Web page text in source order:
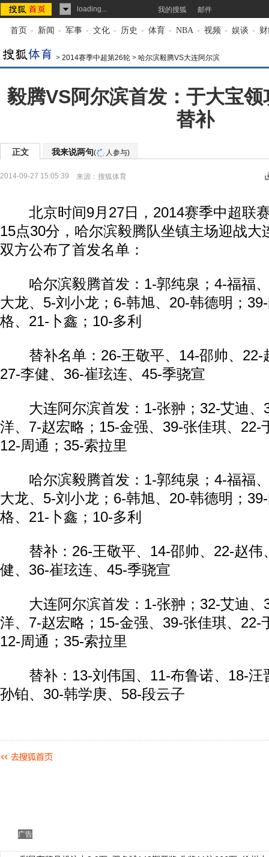
loading... 我的搜狐 邮件
首页 - 新闻 - 军事 - 文化 - 历史 - 体育 - NBA - 视频 - 娱谈 -
> 2014赛季中超第26轮 > 哈尔滨毅腾VS大连阿尔滨
毅腾VS阿尔滨首发：于大宝
替补
正文 我来说两句( 人参与)
2014-09-27 15:05:39 来源： 搜狐体育
北京时间9月27日，2014赛季中超联
15点30分，哈尔滨毅腾队坐镇主场迎战大
双方公布了首发名单：
哈尔滨毅腾首发：1-郭纯泉；4-福福、
大龙、5-刘小龙；6-韩旭、20-韩德明；
格、21-卜鑫；10-多利
替补名单：26-王敬平、14-邵帅、22-
27-李健、36-崔玹连、45-季骁宣
大连阿尔滨首发：1-张翀；32-艾迪、
洋、7-赵宏略；15-金强、39-张佳琪、22-
12-周通；35-索拉里
哈尔滨毅腾首发：1-郭纯泉；4-福福、
大龙、5-刘小龙；6-韩旭、20-韩德明；
格、21-卜鑫；10-多利
替补：26-王敬平、14-邵帅、22-赵伟
健、36-崔玹连、45-季骁宣
大连阿尔滨首发：1-张翀；32-艾迪、
洋、7-赵宏略；15-金强、39-张佳琪、22-
12-周通；35-索拉里
替补：13-刘伟国、11-布鲁诺、18-汪
孙铂、30-韩学庚、58-段云子
广告